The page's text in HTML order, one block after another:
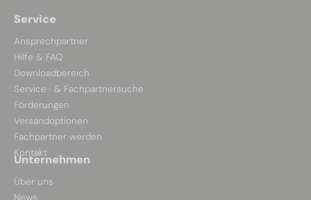
Service
Ansprechpartner
Hilfe & FAQ
Downloadbereich
Service- & Fachpartnersuche
Förderungen
Versandoptionen
Fachpartner werden
Kontakt
Unternehmen
Über uns